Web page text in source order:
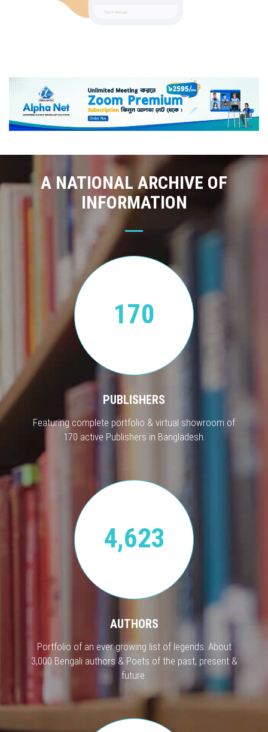
A NATIONAL ARCHIVE OF
INFORMATION
170
PUBLISHERS
Featuring complete portfolio & virtual showroom of
170 active Publishers in Bangladesh.
4,623
AUTHORS
Portfolio of an ever growing list of legends. About
3,000 Bengali authors & Poets of the past, present &
future.